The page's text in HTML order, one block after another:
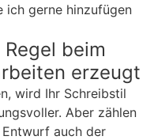
ich gerne hinzufügen
beim
erzeugt
wird Ihr Schreibstil
Aber zählen
auch der